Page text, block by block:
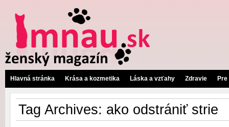
Hlavná stránka Krása a kozmetika Láska a vzťahy Zdravie
Tag Archives: ako odstrániť strie